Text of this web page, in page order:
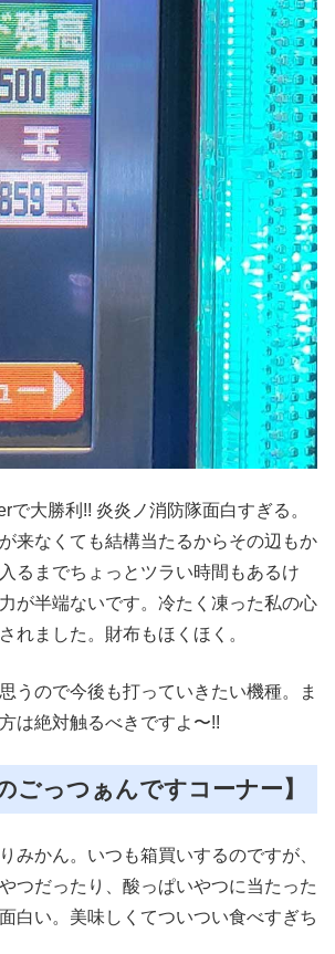
で大勝利!! 炎炎ノ消防隊面白すぎる。
来なくても結構当たるからその辺もか
るまでちょっとツラい時間もあるけ
が半端ないです。冷たく凍った私の心
れました。財布もほくほく。
うので今後も打っていきたい機種。ま
は絶対触るべきですよ〜!!
ごっつぁんですコーナー】
みかん。いつも箱買いするのですが、
つだったり、酸っぱいやつに当たった
白い。美味しくてついつい食べすぎち